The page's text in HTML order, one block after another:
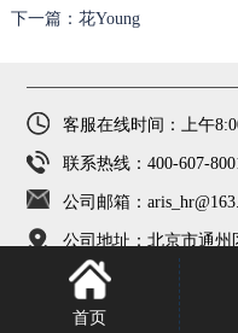
下一篇：花Young
客服在线时间：上午
联系热线：400-607-
公司邮箱：
公司地址：北京市通州
ARIS爱依瑞斯
京ICP备13004314号-6
首页